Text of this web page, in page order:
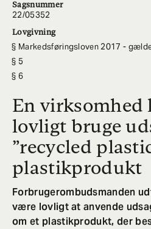
Sagsnummer
22/05352
Lovgivning
Markedsføringsloven 2017 -
5
6
En virksomhed
lovligt bruge
”recycled
plastikprodukt
Forbrugerombudsmanden
være lovligt at anvende
om et plastikprodukt, der